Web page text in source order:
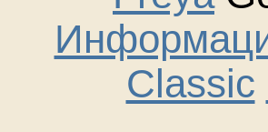
Classic